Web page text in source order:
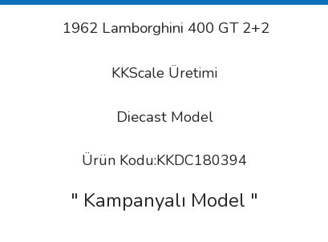
1962 Lamborghini 400 GT 2+2
KKScale Üretimi
Diecast Model
Ürün Kodu:KKDC180394
" Kampanyalı Model "